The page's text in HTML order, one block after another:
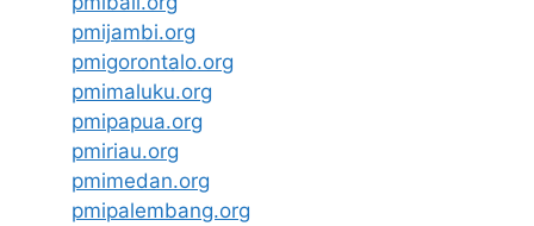
pmijambi.org
pmigorontalo.org
pmimaluku.org
pmipapua.org
pmiriau.org
pmimedan.org
pmipalembang.org